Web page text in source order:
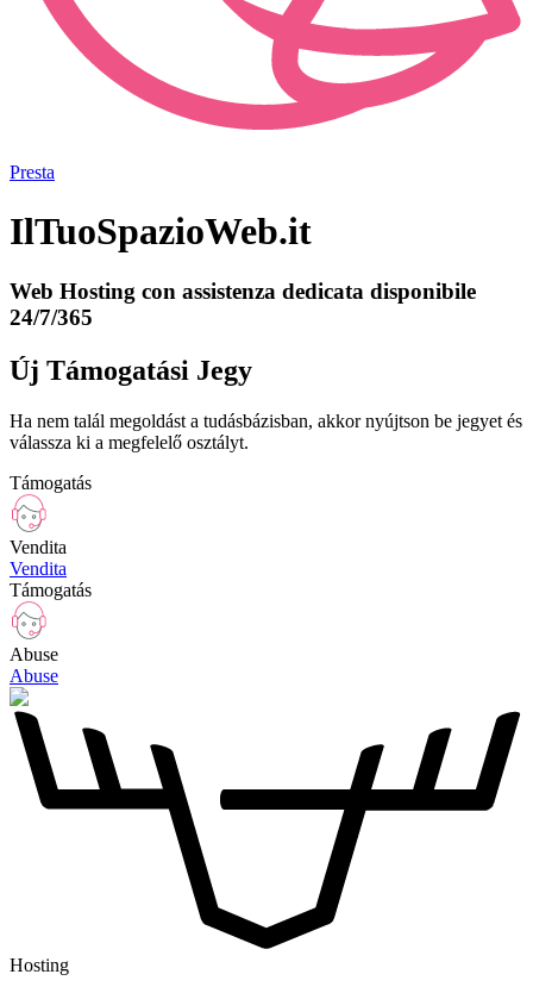
Presta
IlTuoSpazioWeb.it
Web Hosting con assistenza dedicata disponibile
24/7/365
Új Támogatási Jegy
Ha nem talál megoldást a tudásbázisban, akkor nyújtson be jegyet és
válassza ki a megfelelő osztályt.
Támogatás
Vendita
Vendita
Támogatás
Abuse
Abuse
Hosting